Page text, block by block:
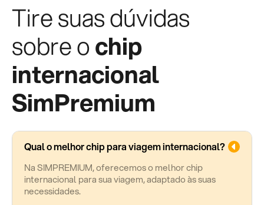
Tire suas dúvidas
sobre ochip
internacional
SimPremium
Qual o melhor chip para viagem internacional?
Na SIMPREMIUM, oferecemos o melhor chip
internacional para sua viagem, adaptado às suas
necessidades.